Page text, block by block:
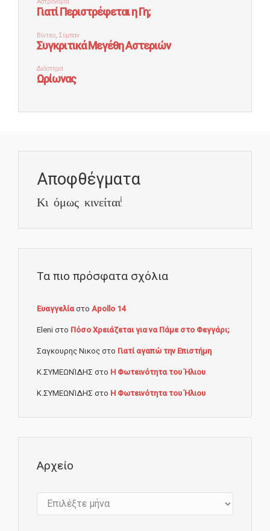
Αποφθέγματα
Κι όμως κινείται!
Τα πιο πρόσφατα σχόλια
Ευαγγελίαστο Apollo 14
Eleni στο Πόσο Χρειάζεται για να Πάμε στο Φεγγάρι;
Σαγκουρης Νικος στο Γιατί αγαπώ την Επιστήμη
Κ.ΣΥΜΕΩΝΊΔΗΣ στο Η Φωτεινότητα του Ήλιου
Κ.ΣΥΜΕΩΝΊΔΗΣ στο Η Φωτεινότητα του Ήλιου
Αρχείο